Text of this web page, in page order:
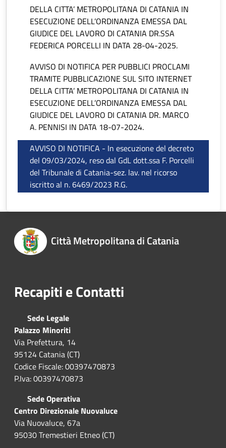
DELLA CITTA’ METROPOLITANA DI CATANIA IN
ESECUZIONE DELL’ORDINANZA EMESSA DAL
GIUDICE DEL LAVORO DI CATANIA DR.SSA
FEDERICA PORCELLI IN DATA 28-04-2025.
AVVISO DI NOTIFICA PER PUBBLICI PROCLAMI
TRAMITE PUBBLICAZIONE SUL SITO INTERNET
DELLA CITTA’ METROPOLITANA DI CATANIA IN
ESECUZIONE DELL’ORDINANZA EMESSA DAL
GIUDICE DEL LAVORO DI CATANIA DR. MARCO
A. PENNISI IN DATA 18-07-2024.
AVVISO DI NOTIFICA - In esecuzione del decreto
del 09/03/2024, reso dal GdL dott.ssa F. Porcelli
del Tribunale di Catania-sez. lav. nel ricorso
iscritto al n. 6469/2023 R.G.
Città Metropolitana di Catania
Recapiti e Contatti
Sede Legale
Palazzo Minoriti
Via Prefettura, 14
95124 Catania (CT)
Codice Fiscale: 00397470873
P.Iva: 00397470873
Sede Operativa
Centro Direzionale Nuovaluce
Via Nuovaluce, 67a
95030 Tremestieri Etneo (CT)